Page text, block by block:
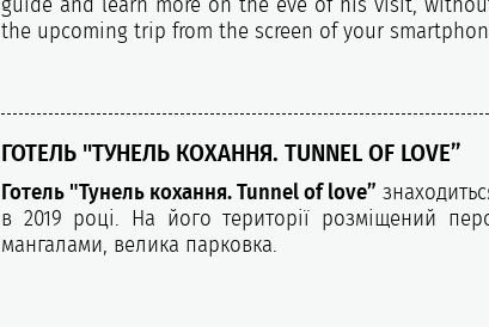
the upcoming trip from the screen of your
ГОТЕЛЬ "ТУНЕЛЬ КОХАННЯ. TUNNEL OF LOVE”
Готель "Тунель кохання. Tunnel of love”
в 2019 році. На його території розміщений
мангалами, велика парковка.